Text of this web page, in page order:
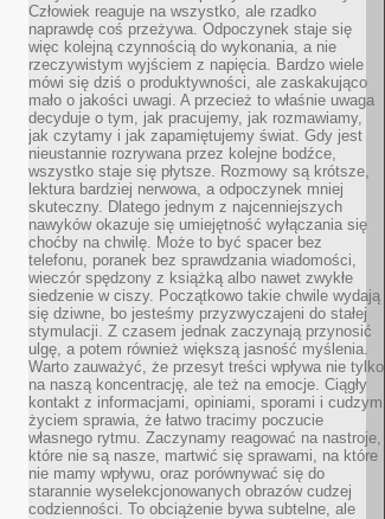
Człowiek reaguje na wszystko, ale rzadko
naprawdę coś przeżywa. Odpoczynek staje się
więc kolejną czynnością do wykonania, a nie
rzeczywistym wyjściem z napięcia. Bardzo wiele
mówi się dziś o produktywności, ale zaskakująco
mało o jakości uwagi. A przecież to właśnie uwaga
decyduje o tym, jak pracujemy, jak rozmawiamy,
jak czytamy i jak zapamiętujemy świat. Gdy jest
nieustannie rozrywana przez kolejne bodźce,
wszystko staje się płytsze. Rozmowy są krótsze,
lektura bardziej nerwowa, a odpoczynek mniej
skuteczny. Dlatego jednym z najcenniejszych
nawyków okazuje się umiejętność wyłączania się
choćby na chwilę. Może to być spacer bez
telefonu, poranek bez sprawdzania wiadomości,
wieczór spędzony z książką albo nawet zwykłe
siedzenie w ciszy. Początkowo takie chwile wydają
się dziwne, bo jesteśmy przyzwyczajeni do stałej
stymulacji. Z czasem jednak zaczynają przynosić
ulgę, a potem również większą jasność myślenia.
Warto zauważyć, że przesyt treści wpływa nie tylko
na naszą koncentrację, ale też na emocje. Ciągły
kontakt z informacjami, opiniami, sporami i cudzym
życiem sprawia, że łatwo tracimy poczucie
własnego rytmu. Zaczynamy reagować na nastroje,
które nie są nasze, martwić się sprawami, na które
nie mamy wpływu, oraz porównywać się do
starannie wyselekcjonowanych obrazów cudzej
codzienności. To obciążenie bywa subtelne, ale